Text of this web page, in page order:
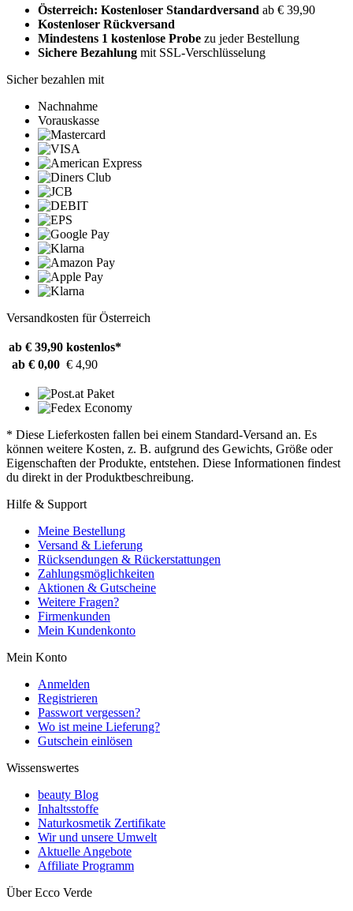
Österreich: Kostenloser Standardversand ab € 39,90
Kostenloser Rückversand
Mindestens 1 kostenlose Probe zu jeder Bestellung
Sichere Bezahlung mit SSL-Verschlüsselung
Sicher bezahlen mit
Nachnahme
Vorauskasse
Versandkosten für Österreich
ab € 39,90 kostenlos*
ab € 0,00 € 4,90
* Diese Lieferkosten fallen bei einem Standard-Versand an. Es
können weitere Kosten, z. B. aufgrund des Gewichts, Größe oder
Eigenschaften der Produkte, entstehen. Diese Informationen findest
du direkt in der Produktbeschreibung.
Hilfe & Support
Meine Bestellung
Versand & Lieferung
Rücksendungen & Rückerstattungen
Zahlungsmöglichkeiten
Aktionen & Gutscheine
Weitere Fragen?
Firmenkunden
Mein Kundenkonto
Mein Konto
Anmelden
Registrieren
Passwort vergessen?
Wo ist meine Lieferung?
Gutschein einlösen
Wissenswertes
beauty Blog
Inhaltsstoffe
Naturkosmetik Zertifikate
Wir und unsere Umwelt
Aktuelle Angebote
Affiliate Programm
Über Ecco Verde